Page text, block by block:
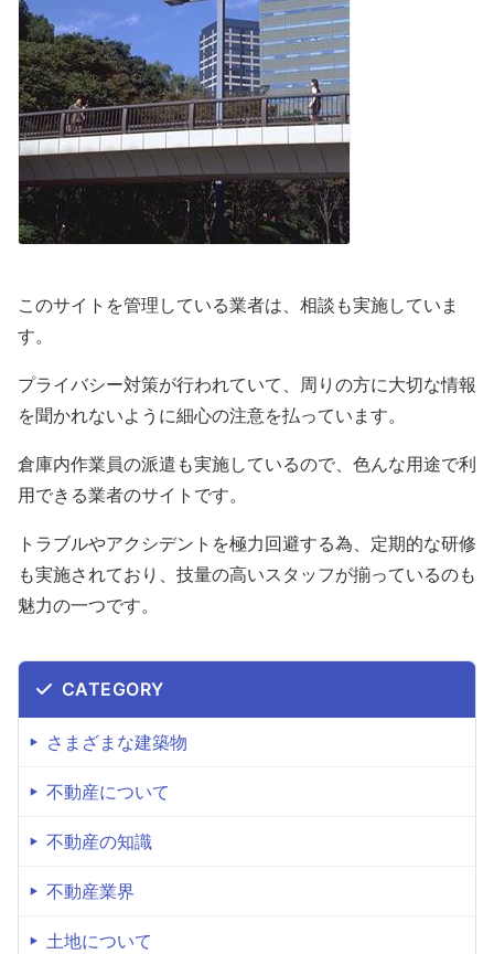
このサイトを管理している業者は、相談も実施していま
す。
プライバシー対策が行われていて、周りの方に大切な情報
を聞かれないように細心の注意を払っています。
倉庫内作業員の派遣も実施しているので、色んな用途で利
用できる業者のサイトです。
トラブルやアクシデントを極力回避する為、定期的な研修
も実施されており、技量の高いスタッフが揃っているのも
魅力の一つです。
CATEGORY
さまざまな建築物
不動産について
不動産の知識
不動産業界
土地について